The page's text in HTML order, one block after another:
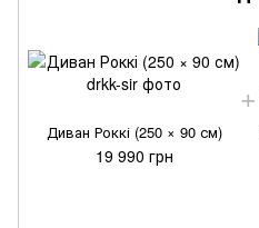
Диван Роккі (250 × 90 см)
19 990 грн